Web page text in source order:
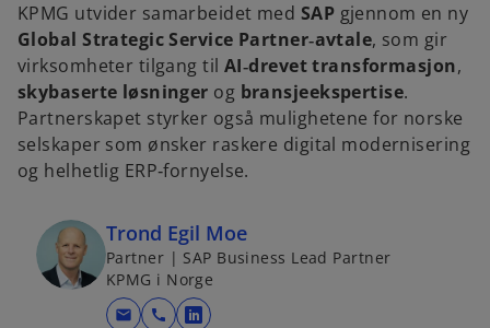
KPMG utvider samarbeidet med SAP gjennom en ny
Global Strategic Service Partner‑avtale, som gir
virksomheter tilgang tilAI‑drevet transformasjon,
skybaserte løsninger og bransjeekspertise.
Partnerskapet styrker også mulighetene for norske
selskaper som ønsker raskere digital modernisering
og helhetlig ERP‑fornyelse.
Trond Egil Moe
Partner | SAP Business Lead Partner
KPMG i Norge
mail call